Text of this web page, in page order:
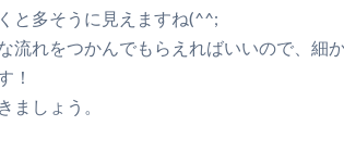
と多そうに見えますね(^^;
流れをつかんでもらえればいいので、細
！
ましょう。